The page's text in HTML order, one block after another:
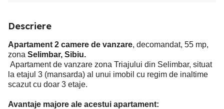
Descriere
Apartament 2 camere de vanzare, decomandat, 55 mp,
zona Selimbar, Sibiu.
Apartament de vanzare zona Triajului din Selimbar, situat
la etajul 3 (mansarda) al unui imobil cu regim de inaltime
scazut cu doar 3 etaje.
Avantaje majore ale acestui apartament: